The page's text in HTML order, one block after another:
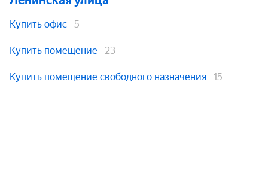
Купить офис 5
Купить помещение 23
Купить помещение свободного назначения 15